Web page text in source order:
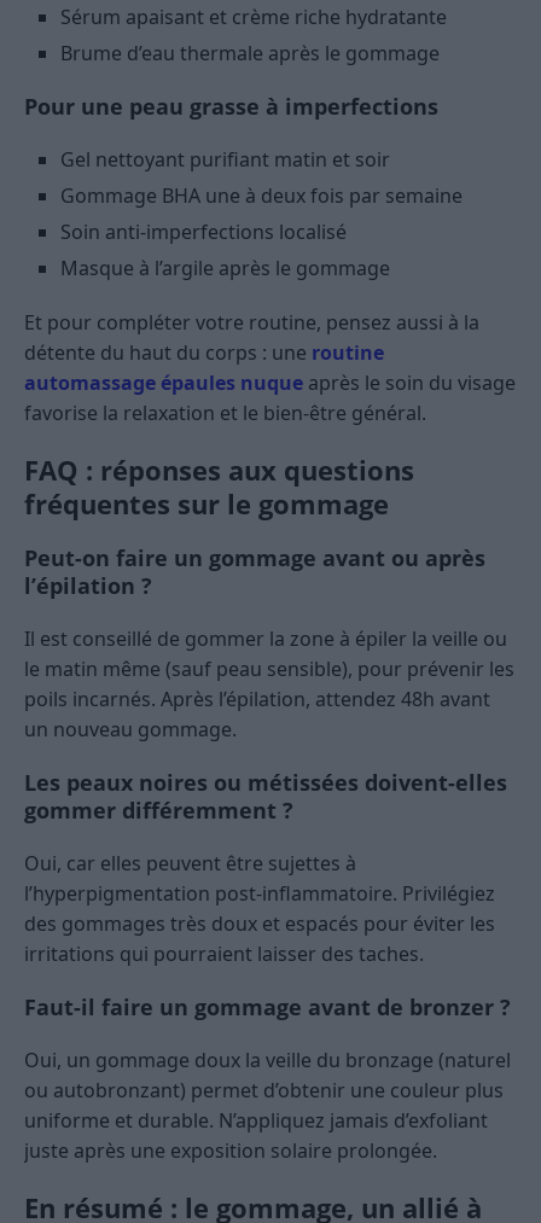
Sérum apaisant et crème riche hydratante
Brume d’eau thermale après le gommage
Pour une peau grasse à imperfections
Gel nettoyant purifiant matin et soir
Gommage BHA une à deux fois par semaine
Soin anti-imperfections localisé
Masque à l’argile après le gommage
Et pour compléter votre routine, pensez aussi à la
détente du haut du corps : une routine
automassage épaules nuque après le soin du visage
favorise la relaxation et le bien-être général.
FAQ : réponses aux questions
fréquentes sur le gommage
Peut-on faire un gommage avant ou après
l’épilation ?
Il est conseillé de gommer la zone à épiler la veille ou
le matin même (sauf peau sensible), pour prévenir les
poils incarnés. Après l’épilation, attendez 48h avant
un nouveau gommage.
Les peaux noires ou métissées doivent-elles
gommer différemment ?
Oui, car elles peuvent être sujettes à
l’hyperpigmentation post-inflammatoire. Privilégiez
des gommages très doux et espacés pour éviter les
irritations qui pourraient laisser des taches.
Faut-il faire un gommage avant de bronzer ?
Oui, un gommage doux la veille du bronzage (naturel
ou autobronzant) permet d’obtenir une couleur plus
uniforme et durable. N’appliquez jamais d’exfoliant
juste après une exposition solaire prolongée.
En résumé : le gommage, un allié à